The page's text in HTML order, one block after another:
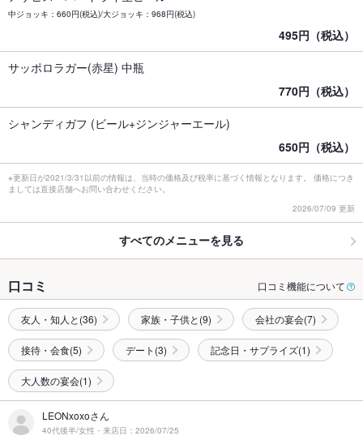
中ジョッキ：660円(税込)/大ジョッキ：968円(税込)
495円（税込）
サッポロラガー(赤星) 中瓶
770円（税込）
シャンディガフ (ビール+ジンジャーエール)
650円（税込）
※更新日が2021/3/31以前の情報は、当時の価格及び税率に基づく情報となります。 価格につき
ましては直接店舗へお問い合わせください。
2026/07/09 更新
すべてのメニューを見る
口コミ 口コミ機能について
友人・知人と(36) 家族・子供と(9) 会社の宴会(7)
接待・会食(5) デート(3) 記念日・サプライズ(1)
大人数の宴会(1)
LEONxoxoさん
40代後半/女性・来店日：2026/07/25